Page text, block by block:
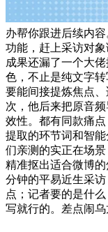
办帮你跟进后续内
功能，赶上采访对
成果还漏了一个大
色，不止是纯文字
要能间接提炼焦点
次，他后来把原音
效性。都有同款痛
提取的环节词和智
们亲测的实正在场
精准抠出适合微博
分钟的平易近生采
点；记者要的是什
写就行的。差点闹